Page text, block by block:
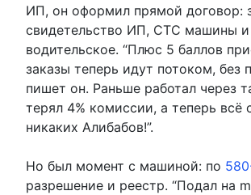
ИП, он оформил прямой договор:
свидетельство ИП, СТС машины и
водительское. “Плюс 5 баллов
заказы теперь идут потоком, без
пишет он. Раньше работал через
терял 4% комиссии, а теперь всё
никаких Алибабов!”.
Но был момент с машиной: по
разрешение и реестр. “Подал на